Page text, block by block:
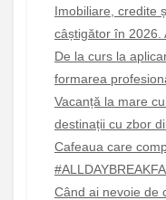
Imobiliare, credite
câștigător în 2026.
De la curs la
formarea
Vacanță la mare
destinații cu zbor
Cafeaua care
Când ai nevoie de